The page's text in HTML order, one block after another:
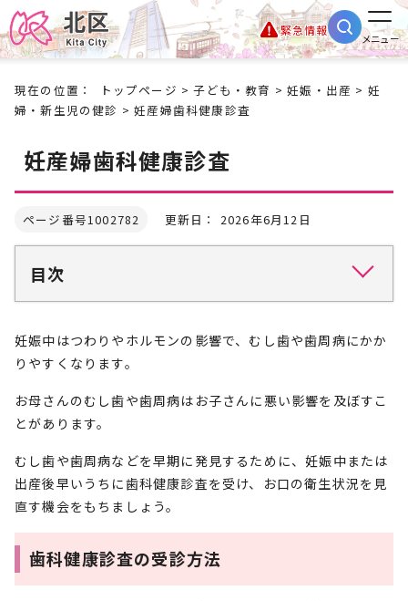
緊急情報
メニュー
現在の位置： トップページ >子ども・教育 >妊娠・出産 > 妊
婦・新生児の健診 > 妊産婦歯科健康診査
妊産婦歯科健康診査
ページ番号1002782 更新日： 2026年6月12日
目次
妊娠中はつわりやホルモンの影響で、むし歯や歯周病にかか
りやすくなります。
お母さんのむし歯や歯周病はお子さんに悪い影響を及ぼすこ
とがあります。
むし歯や歯周病などを早期に発見するために、妊娠中または
出産後早いうちに歯科健康診査を受け、お口の衛生状況を見
直す機会をもちましょう。
歯科健康診査の受診方法